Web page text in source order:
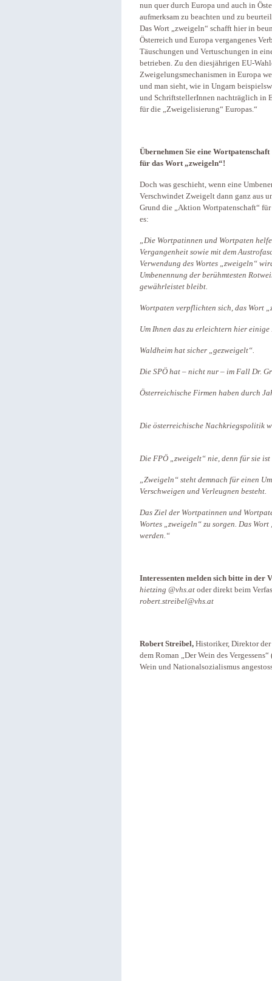
nun quer durch Europa und auch in
aufmerksam zu beachten und zu
Das Wort „zweigeln“ schafft hier in
Österreich und Europa vergangenes
Täuschungen und Vertuschungen in
betrieben. Zu den diesjährigen EU-
Zweigelungsmechanismen in Europa
und man sieht, wie in Ungarn
und SchriftstellerInnen nachträglich in
für die „Zweigelisierung“ Europas.“
Übernehmen Sie eine Wortpatenschaft
für das Wort „zweigeln“!
Doch was geschieht, wenn eine
Verschwindet Zweigelt dann ganz aus
Grund die „Aktion Wortpatenschaft“
es:
„Die Wortpatinnen und Wortpaten
Vergangenheit sowie mit dem
Verwendung des Wortes „zweigeln“
Umbenennung der berühmtesten
gewährleistet bleibt.
Wortpaten verpflichten sich, das Wort
Um Ihnen das zu erleichtern hier
Waldheim hat sicher „gezweigelt“.
Die SPÖ hat – nicht nur – im Fall Dr.
Österreichische Firmen haben durch
Die österreichische Nachkriegspolitik
Die FPÖ „zweigelt“ nie, denn für sie
„Zweigeln“ steht demnach für einen
Verschweigen und Verleugnen besteht.
Das Ziel der Wortpatinnen und
Wortes „zweigeln“ zu sorgen. Das
werden.“
Interessenten melden sich bitte in der
hietzing @vhs.at oder direkt beim
robert.streibel@vhs.at
Robert Streibel, Historiker, Direktor
dem Roman „Der Wein des
Wein und Nationalsozialismus